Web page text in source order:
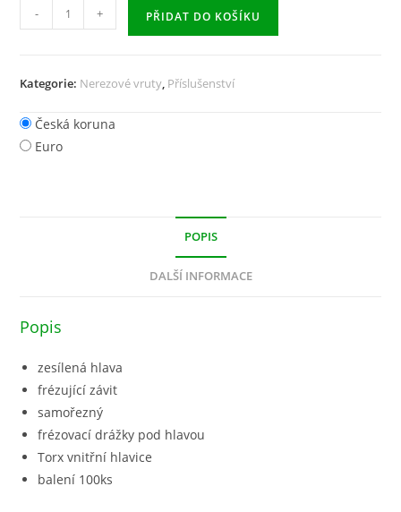
- + PŘIDAT DO KOŠÍKU
Kategorie: Nerezové vruty, Příslušenství
Česká koruna
Euro
POPIS
DALŠÍ INFORMACE
Popis
zesílená hlava
frézující závit
samořezný
frézovací drážky pod hlavou
Torx vnitřní hlavice
balení 100ks